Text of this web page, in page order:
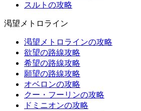
スルトの攻略
渇望メトロライン
渇望メトロラインの攻略
欲望の路線攻略
希望の路線攻略
願望の路線攻略
オベロンの攻略
クー・フーリンの攻略
ドミニオンの攻略